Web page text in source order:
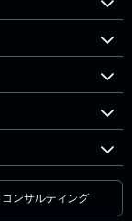
ンサルティング